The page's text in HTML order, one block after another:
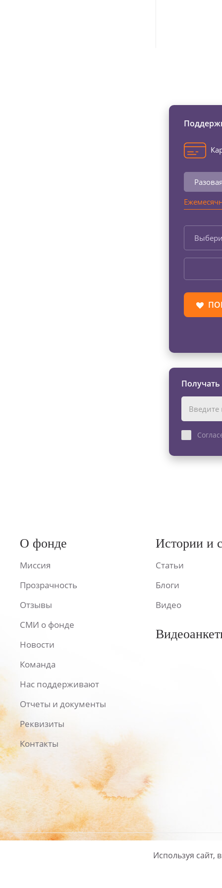
О фонде
Миссия
Прозрачность
Отзывы
СМИ о фонде
Новости
Команда
Нас поддерживают
Отчеты и документы
Реквизиты
Контакты
Истории и
Статьи
Блоги
Видео
Политика
Используя сайт,